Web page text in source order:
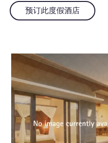
预订此度假酒店